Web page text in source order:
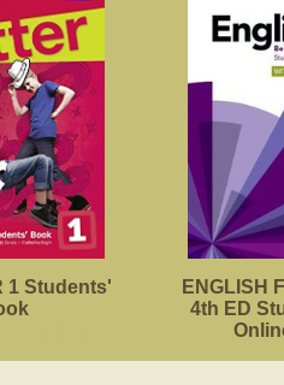
1 Students'
ENGLISH
4th ED